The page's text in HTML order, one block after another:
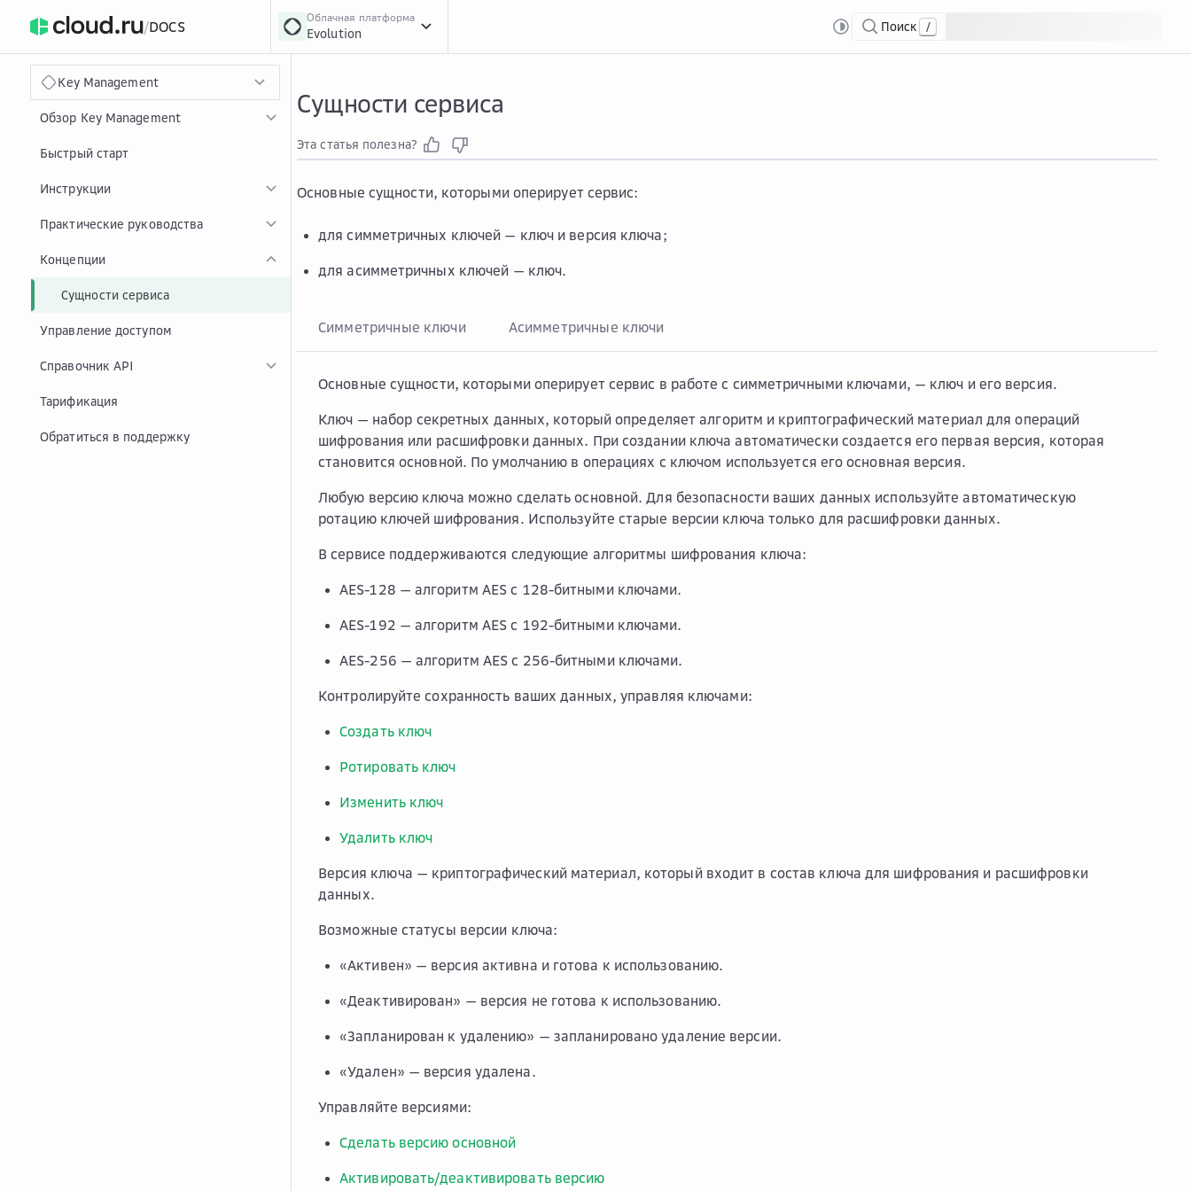
/DOCS
Облачная платформа
Evolution Поиск /
Key Management
Обзор Key Management
Быстрый старт
Инструкции
Практические руководства
Концепции
Сущности сервиса
Управление доступом
Справочник API
Тарификация
Обратиться в поддержку
Сущности сервиса
Эта статья полезна?
Основные сущности, которыми оперирует сервис:
для симметричных ключей — ключ и версия ключа;
для асимметричных ключей — ключ.
Симметричные ключи Асимметричные ключи
Основные сущности, которыми оперирует сервис в работе с симметричными ключами, — ключ и его версия.
Ключ — набор секретных данных, который определяет алгоритм и криптографический материал для операций
шифрования или расшифровки данных. При создании ключа автоматически создается его первая версия, которая
становится основной. По умолчанию в операциях с ключом используется его основная версия.
Любую версию ключа можно сделать основной. Для безопасности ваших данных используйте автоматическую
ротацию ключей шифрования. Используйте старые версии ключа только для расшифровки данных.
В сервисе поддерживаются следующие алгоритмы шифрования ключа:
AES-128 — алгоритм AES с 128-битными ключами.
AES-192 — алгоритм AES с 192-битными ключами.
AES-256 — алгоритм AES с 256-битными ключами.
Контролируйте сохранность ваших данных, управляя ключами:
Создать ключ
Ротировать ключ
Изменить ключ
Удалить ключ
Версия ключа — криптографический материал, который входит в состав ключа для шифрования и расшифровки
данных.
Возможные статусы версии ключа:
«Активен» — версия активна и готова к использованию.
«Деактивирован» — версия не готова к использованию.
«Запланирован к удалению» — запланировано удаление версии.
«Удален» — версия удалена.
Управляйте версиями:
Сделать версию основной
Активировать/деактивировать версию